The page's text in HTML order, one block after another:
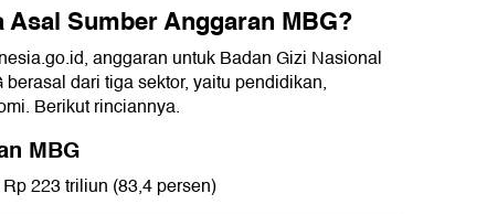
Asal Sumber Anggaran MBG?
anggaran untuk Badan Gizi Nasional
dari tiga sektor, yaitu pendidikan,
Berikut rinciannya.
MBG
223 triliun (83,4 persen)